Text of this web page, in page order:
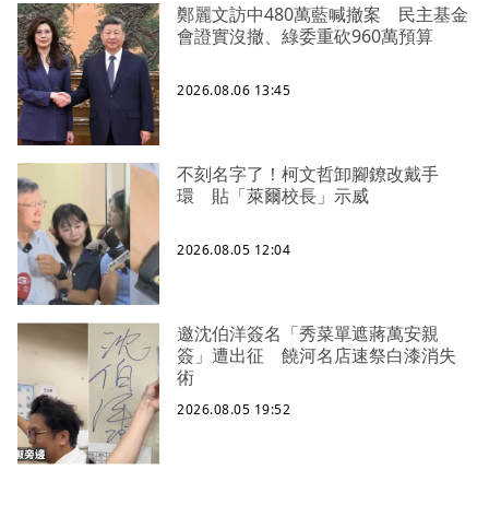
鄭麗文訪中480萬藍喊撤案 民主基金
會證實沒撤、綠委重砍960萬預算
2026.08.06 13:45
不刻名字了！柯文哲卸腳鐐改戴手
環 貼「萊爾校長」示威
2026.08.05 12:04
邀沈伯洋簽名「秀菜單遮蔣萬安親
簽」遭出征 饒河名店速祭白漆消失
術
2026.08.05 19:52